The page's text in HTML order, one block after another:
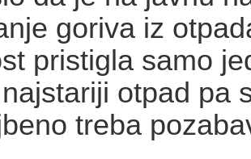
goriva iz
pristigla samo
otpad pa
treba